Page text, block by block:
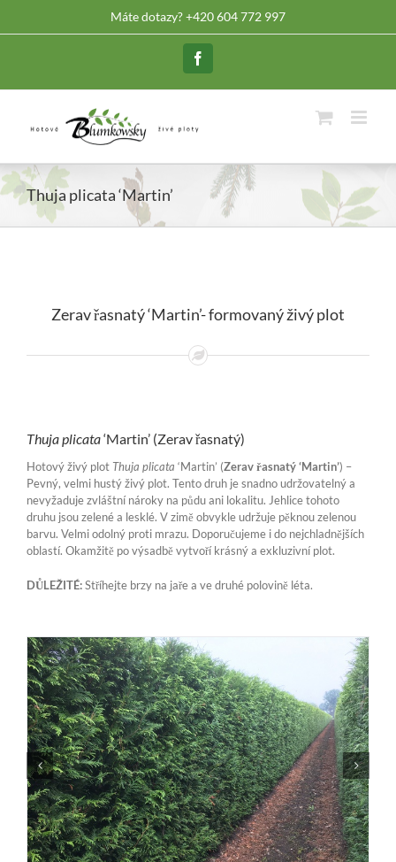
Máte dotazy? +420 604 772 997
Facebook
Thuja plicata ‘Martin’
Zerav řasnatý ‘Martin’- formovaný živý plot
Thuja plicata‘Martin’ (Zerav řasnatý)
Hotový živý plot Thuja plicata ‘Martin’ (Zerav řasnatý ‘Martin’) –
Pevný, velmi hustý živý plot. Tento druh je snadno udržovatelný a
nevyžaduje zvláštní nároky na půdu ani lokalitu. Jehlice tohoto
druhu jsou zelené a lesklé. V zimě obvykle udržuje pěknou zelenou
barvu. Velmi odolný proti mrazu. Doporučujeme i do nejchladnějších
oblastí. Okamžitě po výsadbě vytvoří krásný a exkluzivní plot.
DŮLEŽITÉ:Stříhejte brzy na jaře a ve druhé polovině léta.